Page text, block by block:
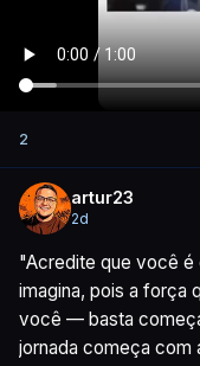
2
artur23
2d
"Acredite que você é
imagina, pois a força
você — basta
jornada começa com